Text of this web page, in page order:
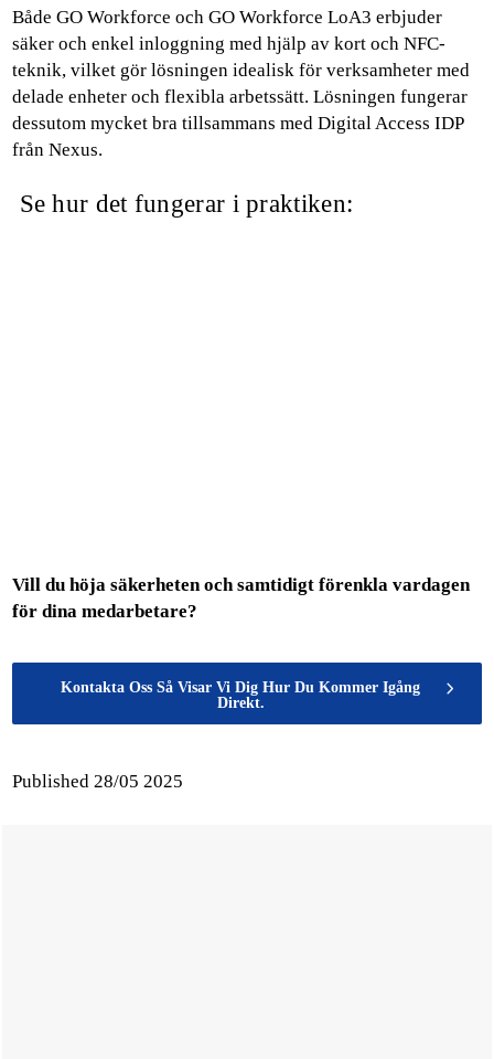
Både GO Workforce och GO Workforce LoA3 erbjuder
säker och enkel inloggning med hjälp av kort och NFC-
teknik, vilket gör lösningen idealisk för verksamheter med
delade enheter och flexibla arbetssätt. Lösningen fungerar
dessutom mycket bra tillsammans med Digital Access IDP
från Nexus.
Se hur det fungerar i praktiken:
Vill du höja säkerheten och samtidigt förenkla vardagen
för dina medarbetare?
Kontakta Oss Så Visar Vi Dig Hur Du Kommer Igång
Direkt.
Published 28/05 2025